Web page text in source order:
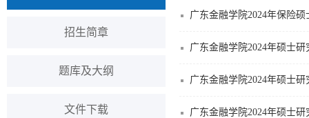
招生简章
题库及大纲
文件下载
广东金融学院2024年保险
广东金融学院2024年硕士
广东金融学院2024年硕士
广东金融学院2024年硕士